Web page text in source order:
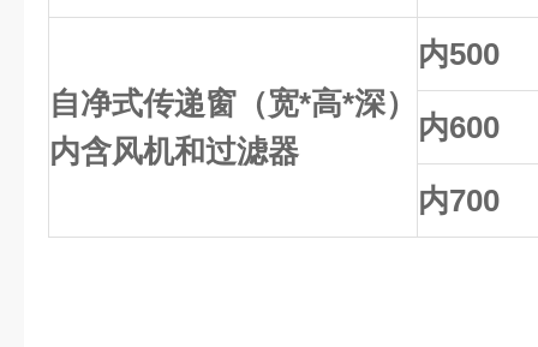
自净式传递窗（宽*高*深）
内含风机和过滤器
内500
内600
内700